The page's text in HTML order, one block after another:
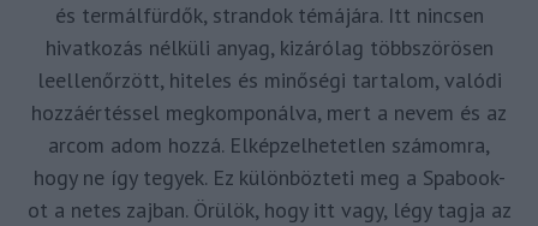
és termálfürdők, strandok témájára. Itt nincsen
hivatkozás nélküli anyag, kizárólag többszörösen
leellenőrzött, hiteles és minőségi tartalom, valódi
hozzáértéssel megkomponálva, mert a nevem és az
arcom adom hozzá. Elképzelhetetlen számomra,
hogy ne így tegyek. Ez különbözteti meg a Spabook-
ot a netes zajban. Örülök, hogy itt vagy, légy tagja az